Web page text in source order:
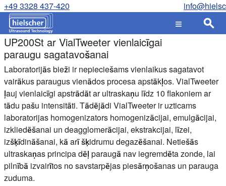
+49 3328 437-420
UP200St ar VialTweeter vienlaicīgai
paraugu sagatavošanai
Laboratorijās bieži ir nepieciešams vienlaikus sagatavot
vairākus paraugus vienādos procesa apstākļos. VialTweeter
ļauj vienlaicīgi apstrādāt ar ultraskaņu līdz 10 flakoniem ar
tādu pašu intensitāti. Tādējādi VialTweeter ir uzticams
laboratorijas homogenizators homogenizācijai, emulgācijai,
izkliedēšanai un deagglomerācijai, ekstrakcijai, līzei,
izšķīdināšanai, kā arī šķidrumu degazēšanai. Netiešās
ultraskaņas principa dēļ paraugā nav iegremdēta zonde, lai
pilnībā izvairītos no savstarpējas piesārņošanas un parauga
zuduma.